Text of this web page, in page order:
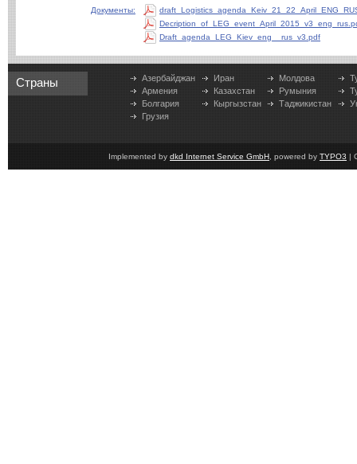
Документы:
Draft_agenda_LEG_Kiev_eng__rus_v3.pdf
Страны
Азербайджан
Армения
Болгария
Грузия
Иран
Казахстан
Кыргызстан
Молдова
Румыния
Таджикистан
Implemented by dkd Internet Service GmbH , powered by TYPO3 |